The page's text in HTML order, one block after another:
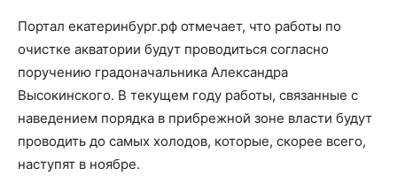
Портал екатеринбург.рф отмечает, что работы по
очистке акватории будут проводиться согласно
поручению градоначальника Александра
Высокинского. В текущем году работы, связанные с
наведением порядка в прибрежной зоне власти будут
проводить до самых холодов, которые, скорее всего,
наступят в ноябре.